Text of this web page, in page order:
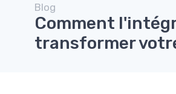
Blog
Comment
transformer